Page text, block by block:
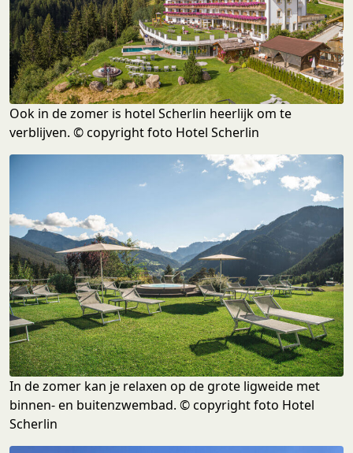
Ook in de zomer is hotel Scherlin heerlijk om te
verblijven. © copyright foto Hotel Scherlin
In de zomer kan je relaxen op de grote ligweide met
binnen- en buitenzwembad. © copyright foto Hotel
Scherlin